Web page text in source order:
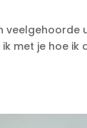
met je hoe